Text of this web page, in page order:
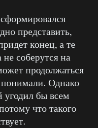
представить,
конец, а те
соберутся на
продолжаться
понимали. Однако
бы всем
что такого